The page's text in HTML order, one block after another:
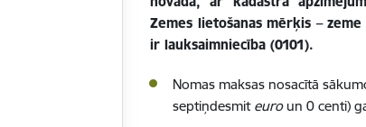
Zemes lietošanas mērķis –
ir lauksaimniecība (0101).
Nomas maksas nosacītā
septiņdesmit euroun 0 centi)